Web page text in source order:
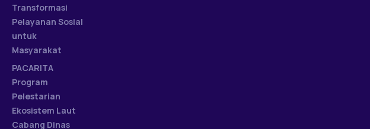
Transformasi
Pelayanan Sosial
untuk
Masyarakat
PACARITA
Program
Pelestarian
Ekosistem Laut
Cabang Dinas